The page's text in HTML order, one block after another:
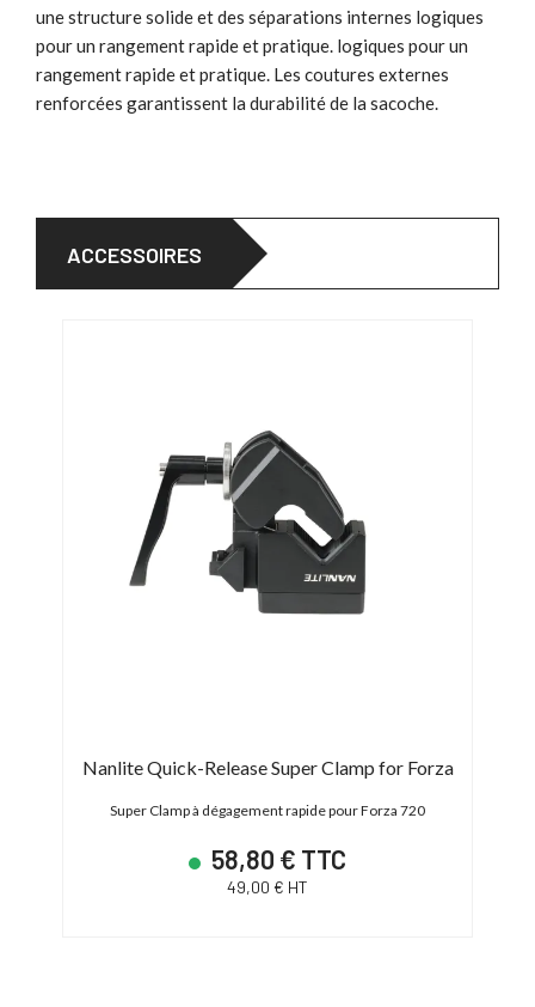
une structure solide et des séparations internes logiques
pour un rangement rapide et pratique. logiques pour un
rangement rapide et pratique. Les coutures externes
renforcées garantissent la durabilité de la sacoche.
ACCESSOIRES
Nanlite Quick-Release Super Clamp for Forza
Super Clamp à dégagement rapide pour Forza 720
58,80 € TTC
49,00 € HT